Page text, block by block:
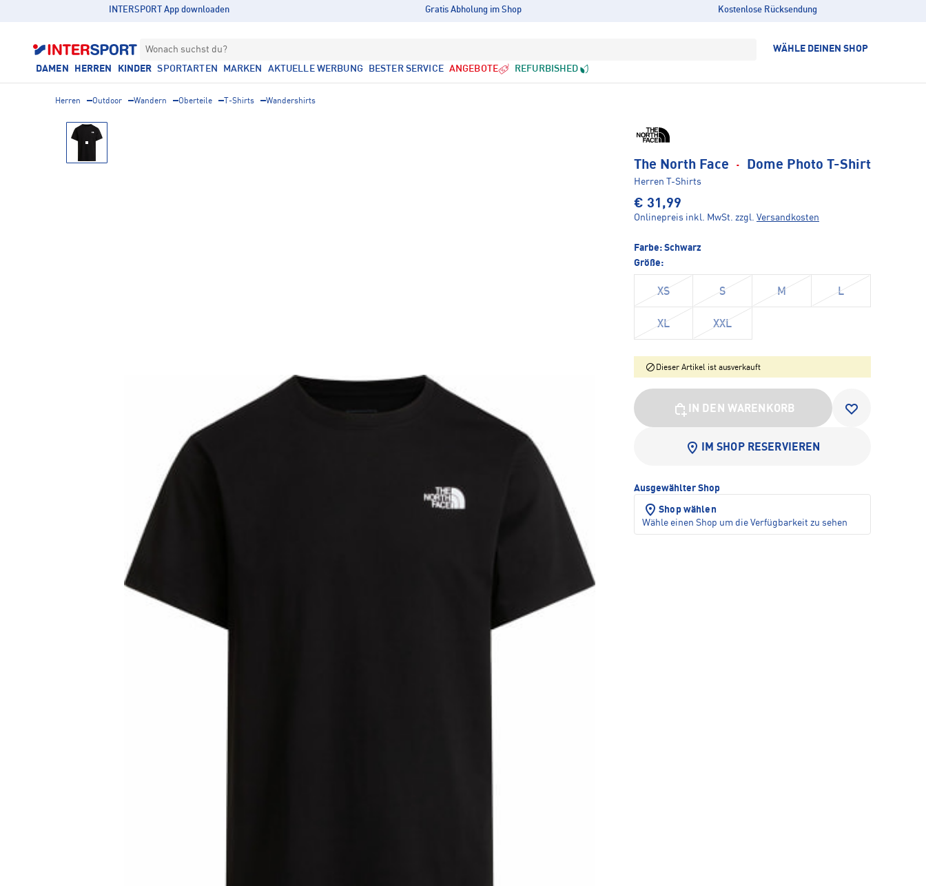
INTERSPORT App downloaden Gratis Abholung im Shop Kostenlose Rücksendung
Wonach suchst du? WÄHLE DEINEN SHOP
DAMEN HERREN KINDER SPORTARTEN MARKEN AKTUELLE WERBUNG BESTER SERVICE ANGEBOTE REFURBISHED
Herren Outdoor Wandern Oberteile T-Shirts Wandershirts
The North Face · Dome Photo T-Shirt
Herren T-Shirts
€ 31,99
Onlinepreis inkl. MwSt. zzgl. Versandkosten
Farbe: Schwarz
Größe:
XS S M L
XL XXL
Dieser Artikel ist ausverkauft
IN DEN WARENKORB
IM SHOP RESERVIEREN
Ausgewählter Shop
Shop wählen
Wähle einen Shop um die Verfügbarkeit zu sehen